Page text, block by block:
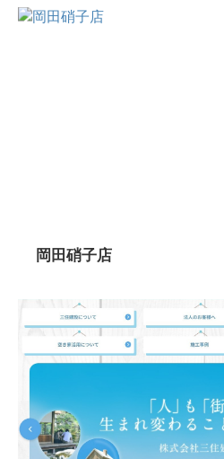
岡田硝子店